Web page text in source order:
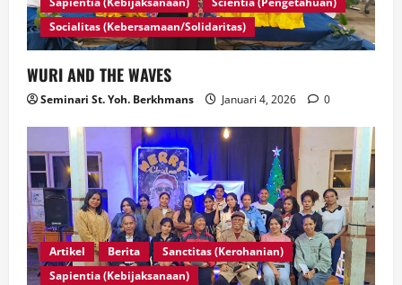
Socialitas (Kebersamaan/Solidaritas)
WURI AND THE WAVES
Seminari St. Yoh. Berkhmans Januari 4, 2026 0
Artikel Berita
Sanctitas (Kerohanian)
Sapientia (Kebijaksanaan)